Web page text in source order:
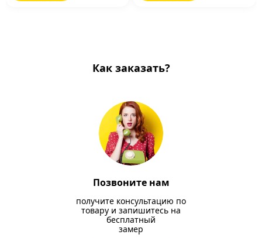
Как заказать?
Позвоните нам
получите консультацию по
товару и запишитесь на
бесплатный
замер